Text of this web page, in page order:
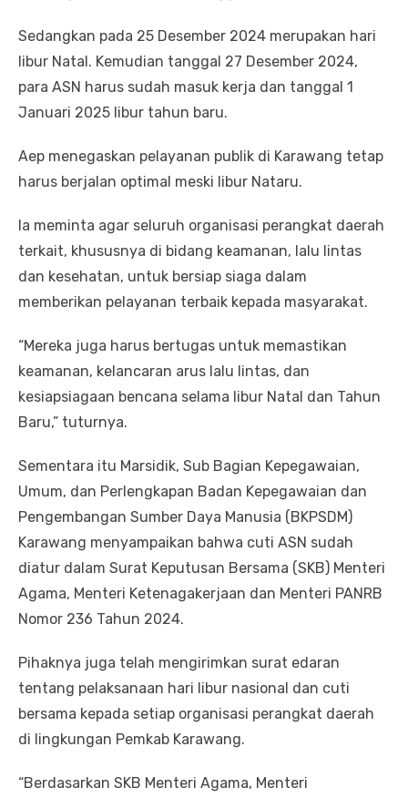
Sedangkan pada 25 Desember 2024 merupakan hari
libur Natal. Kemudian tanggal 27 Desember 2024,
para ASN harus sudah masuk kerja dan tanggal 1
Januari 2025 libur tahun baru.
Aep menegaskan pelayanan publik di Karawang tetap
harus berjalan optimal meski libur Nataru.
Ia meminta agar seluruh organisasi perangkat daerah
terkait, khususnya di bidang keamanan, lalu lintas
dan kesehatan, untuk bersiap siaga dalam
memberikan pelayanan terbaik kepada masyarakat.
“Mereka juga harus bertugas untuk memastikan
keamanan, kelancaran arus lalu lintas, dan
kesiapsiagaan bencana selama libur Natal dan Tahun
Baru,” tuturnya.
Sementara itu Marsidik, Sub Bagian Kepegawaian,
Umum, dan Perlengkapan Badan Kepegawaian dan
Pengembangan Sumber Daya Manusia (BKPSDM)
Karawang menyampaikan bahwa cuti ASN sudah
diatur dalam Surat Keputusan Bersama (SKB) Menteri
Agama, Menteri Ketenagakerjaan dan Menteri PANRB
Nomor 236 Tahun 2024.
Pihaknya juga telah mengirimkan surat edaran
tentang pelaksanaan hari libur nasional dan cuti
bersama kepada setiap organisasi perangkat daerah
di lingkungan Pemkab Karawang.
“Berdasarkan SKB Menteri Agama, Menteri